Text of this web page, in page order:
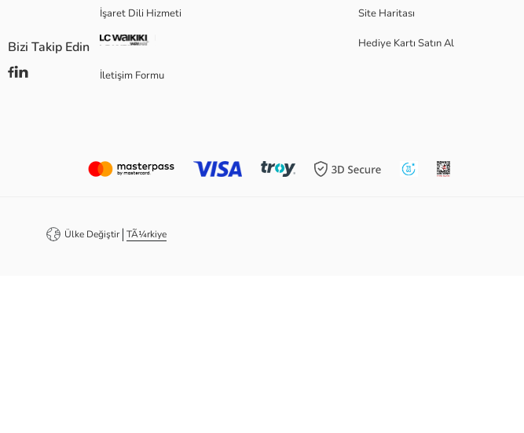
İşaret Dili Hizmeti
İletişim Formu
Site Haritası
Hediye Kartı Satın Al
Bizi Takip Edin
Ülke Değiştir TÃ¼rkiye